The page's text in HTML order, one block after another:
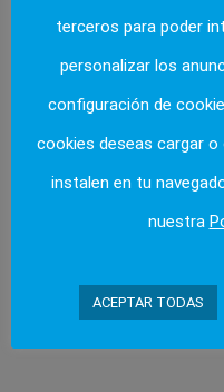
terceros para poder
personalizar los
configuración de
cookies deseas cargar o
instalen en tu
nuestra
ACEPTAR TODAS